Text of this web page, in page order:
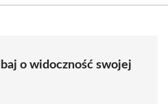
o widoczność swojej